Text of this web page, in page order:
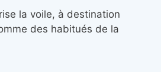
la voile, à destination
des habitués de la